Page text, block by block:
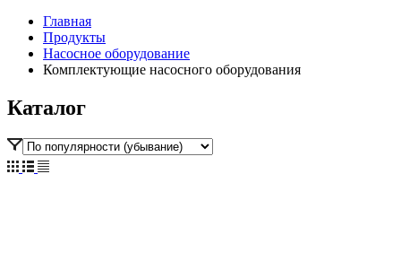
Главная
Продукты
Насосное оборудование
Комплектующие насосного оборудования
Каталог